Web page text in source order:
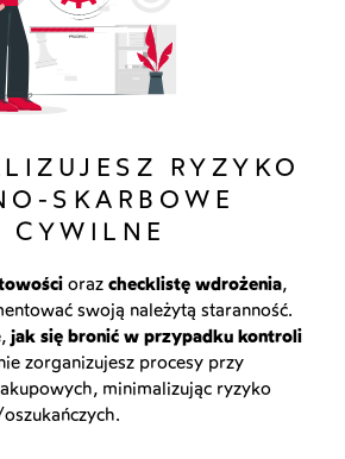
RYZYKO
SKARBOWE
CYWILNE
oraz checklistę wdrożenia,
swoją należytą staranność.
jak się bronić w przypadku kontroli
zorganizujesz procesy przy
minimalizując ryzyko